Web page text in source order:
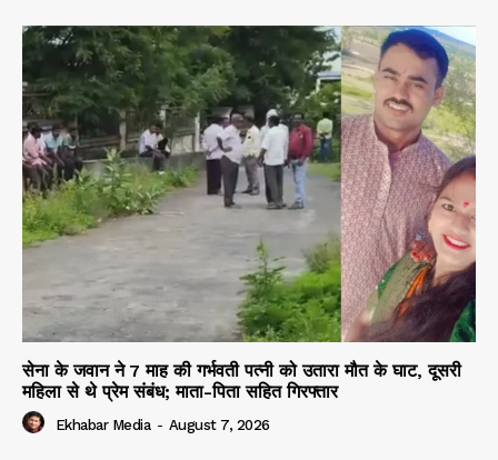
सेना के जवान ने 7 माह की गर्भवती पत्नी को उतारा मौत के घाट, दूसरी
महिला से थे प्रेम संबंध; माता-पिता सहित गिरफ्तार
Ekhabar Media - August 7, 2026